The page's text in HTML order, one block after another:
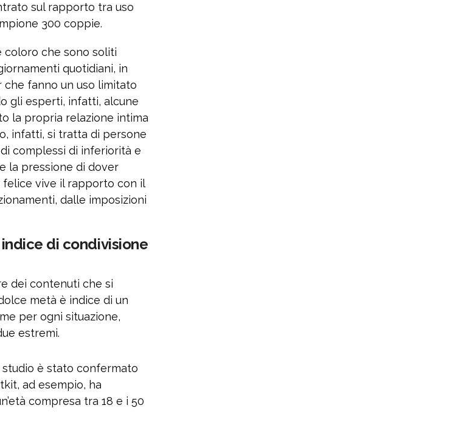
sul rapporto tra uso
300 coppie.
coloro che sono soliti
quotidiani, in
fanno un uso limitato
gli esperti, infatti, alcune
la propria relazione intima
infatti, si tratta di persone
complessi di inferiorità e
la pressione di dover
felice vive il rapporto con il
dalle imposizioni
di condivisione
dei contenuti che si
metà è indice di un
per ogni situazione,
estremi.
è stato confermato
ad esempio, ha
compresa tra 18 e i 50